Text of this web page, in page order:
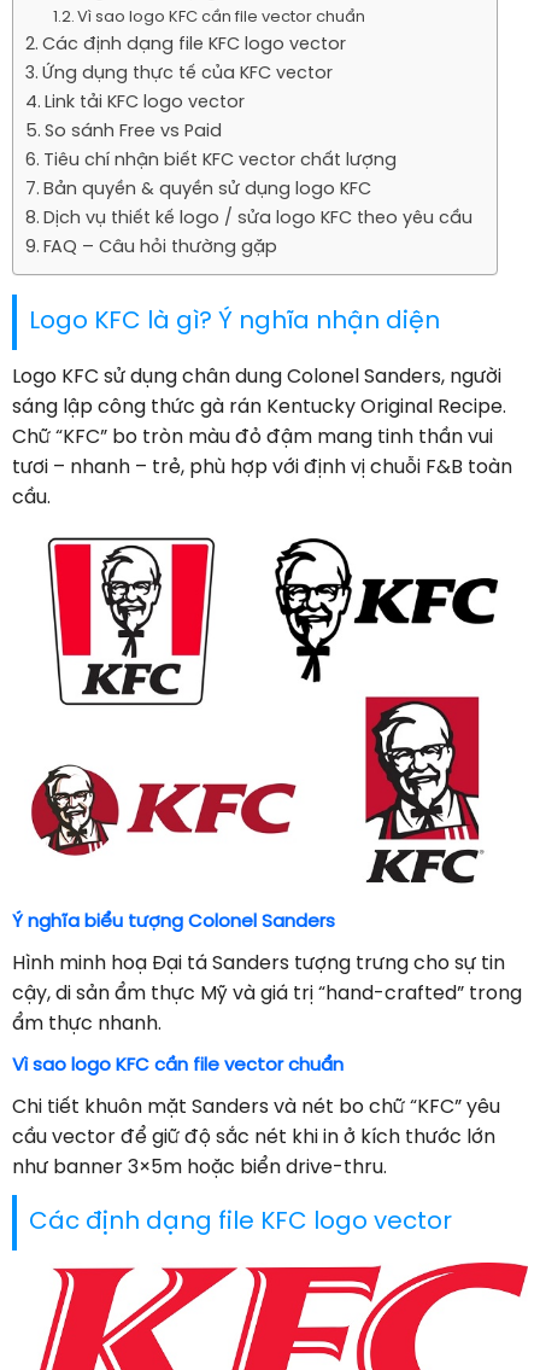
Vì sao logo KFC cần file vector chuẩn
Các định dạng file KFC logo vector
Ứng dụng thực tế của KFC vector
Link tải KFC logo vector
So sánh Free vs Paid
Tiêu chí nhận biết KFC vector chất lượng
Bản quyền & quyền sử dụng logo KFC
Dịch vụ thiết kế logo / sửa logo KFC theo yêu cầu
FAQ – Câu hỏi thường gặp
Logo KFC là gì? Ý nghĩa nhận diện
Logo KFC sử dụng chân dung Colonel Sanders, người
sáng lập công thức gà rán Kentucky Original Recipe.
Chữ “KFC” bo tròn màu đỏ đậm mang tinh thần vui
tươi – nhanh – trẻ, phù hợp với định vị chuỗi F&B toàn
cầu.
Ý nghĩa biểu tượng Colonel Sanders
Hình minh hoạ Đại tá Sanders tượng trưng cho sự tin
cậy, di sản ẩm thực Mỹ và giá trị “hand-crafted” trong
ẩm thực nhanh.
Vì sao logo KFC cần file vector chuẩn
Chi tiết khuôn mặt Sanders và nét bo chữ “KFC” yêu
cầu vector để giữ độ sắc nét khi in ở kích thước lớn
như banner 3×5m hoặc biển drive-thru.
Các định dạng file KFC logo vector